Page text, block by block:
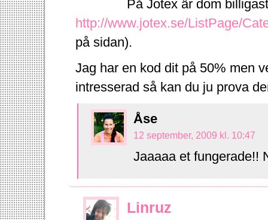
På Jotex är dom
http://www.jotex.se/ListPage/
på sidan).
Jag har en kod dit på 50% men
intresserad så kan du ju prova
Åse
12 september, 2009 kl. 10:47
Jaaaaa et fungerade!!
Linruz